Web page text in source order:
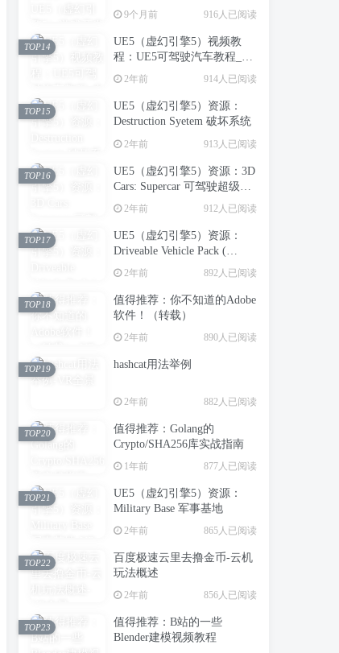
程：虚幻引擎5中创建第一人
称射击游戏_中英字幕
9个月前 916人已阅读
UE5（虚幻引擎5）视频教
程：UE5可驾驶汽车教程_中
文字幕
2年前 914人已阅读
TOP14
UE5（虚幻引擎5）资源：
Destruction Syetem 破坏系统
2年前 913人已阅读
TOP15
UE5（虚幻引擎5）资源：3D
Cars: Supercar 可驾驶超级跑
车
2年前 912人已阅读
TOP16
UE5（虚幻引擎5）资源：
Driveable Vehicle Pack (
REDUX ) 2.0 可驾驶汽车包
（支持到UE5.5）【推荐】
2年前 892人已阅读
TOP17
值得推荐：你不知道的Adobe
软件！（转载）
2年前 890人已阅读
TOP18
hashcat用法举例
2年前 882人已阅读
TOP19
值得推荐：Golang的
Crypto/SHA256库实战指南
1年前 877人已阅读
TOP20
UE5（虚幻引擎5）资源：
Military Base 军事基地
2年前 865人已阅读
TOP21
百度极速云里去撸金币-云机
玩法概述
2年前 856人已阅读
TOP22
值得推荐：B站的一些
Blender建模视频教程
TOP23